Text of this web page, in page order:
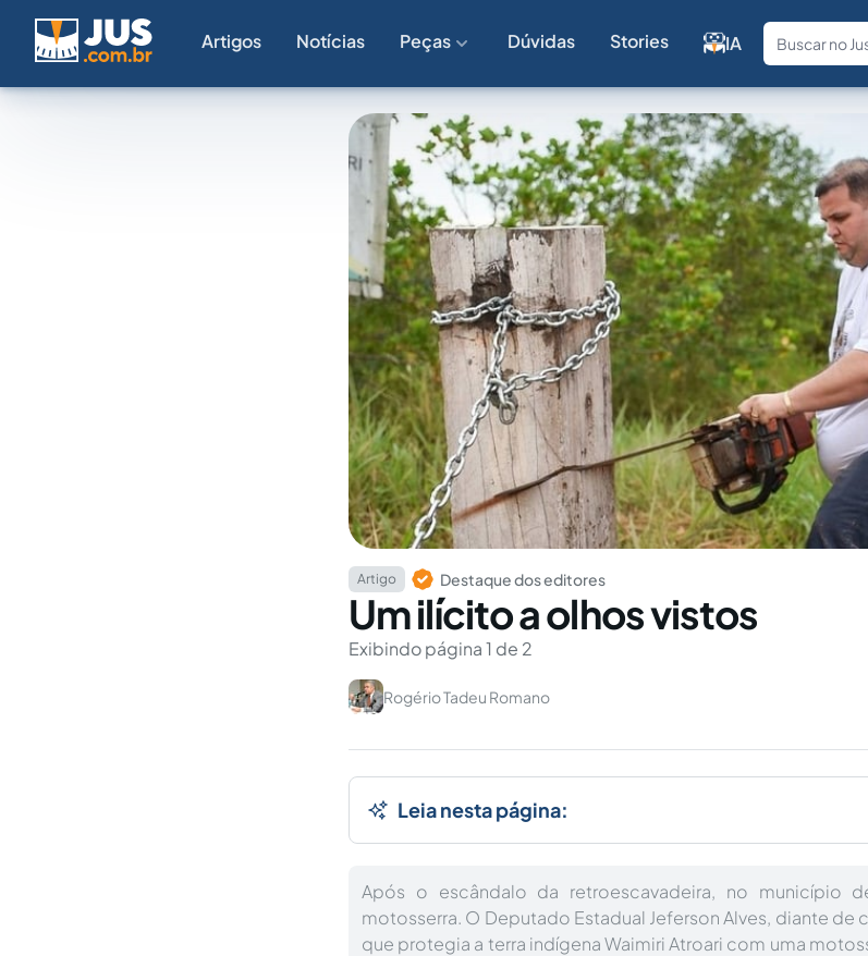
Artigos Notícias Peças Dúvidas Stories IA
Artigo Destaque dos editores
Um ilícito a olhos vistos
Exibindo página 1 de 2
Rogério Tadeu Romano
Leia nesta página:
Após o escândalo da retroescavadeira, no município
motosserra. O Deputado Estadual Jeferson Alves, diante de
que protegia a terra indígena Waimiri Atroari com uma